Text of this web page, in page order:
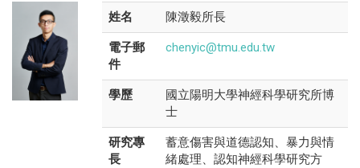
姓名 陳澂毅所長
電子郵
件
chenyic@tmu.edu.tw
學歷
國立陽明大學神經科學研究所博
士
研究專
長
蓄意傷害與道德認知、暴力與情
緒處理、認知神經科學研究方